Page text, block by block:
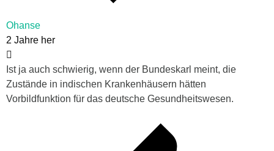
Ohanse
2 Jahre her
Ist ja auch schwierig, wenn der Bundeskarl meint, die
Zustände in indischen Krankenhäusern hätten
Vorbildfunktion für das deutsche Gesundheitswesen.